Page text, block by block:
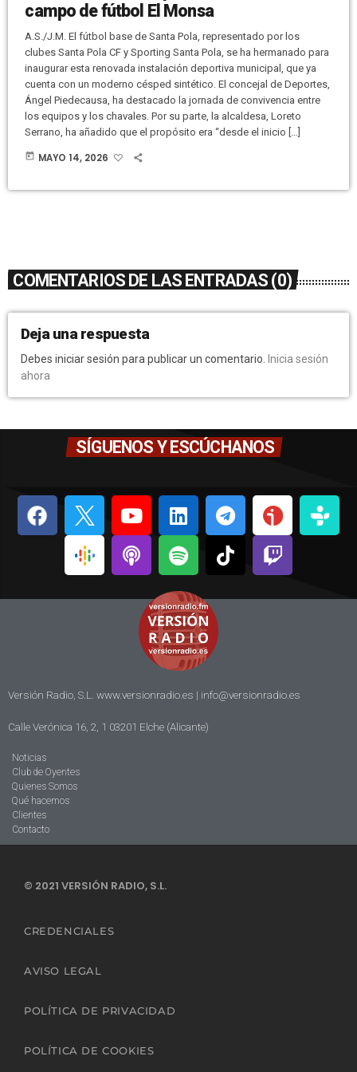
campo de fútbol El Monsa
A.S./J.M. El fútbol base de Santa Pola, representado por los
clubes Santa Pola CF y Sporting Santa Pola, se ha hermanado para
inaugurar esta renovada instalación deportiva municipal, que ya
cuenta con un moderno césped sintético. El concejal de Deportes,
Ángel Piedecausa, ha destacado la jornada de convivencia entre
los equipos y los chavales. Por su parte, la alcaldesa, Loreto
Serrano, ha añadido que el propósito era “desde el inicio […]
today MAYO 14, 2026
COMENTARIOS DE LAS ENTRADAS (0)
Deja una respuesta
Debes iniciar sesión para publicar un comentario.
Inicia sesión
ahora
SÍGUENOS Y ESCÚCHANOS
Versión Radio, S.L. www.versionradio.es | info@versionradio.es
Calle Verónica 16, 2, 1 03201 Elche (Alicante)
Noticias
Club de Oyentes
Quienes Somos
Qué hacemos
Clientes
Contacto
© 2021 VERSIÓN RADIO, S.L.
CREDENCIALES
AVISO LEGAL
POLÍTICA DE PRIVACIDAD
POLÍTICA DE COOKIES